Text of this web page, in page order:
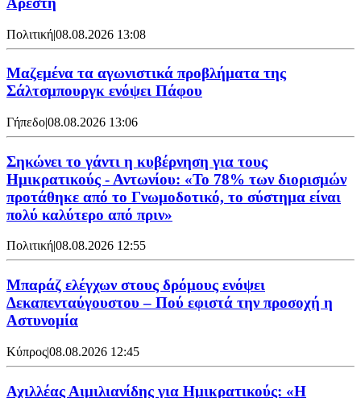
Πολιτική|08.08.2026 13:08
Μαζεμένα τα αγωνιστικά προβλήματα της
Σάλτσμπουργκ ενόψει Πάφου
Γήπεδο|08.08.2026 13:06
Σηκώνει το γάντι η κυβέρνηση για τους
Ημικρατικούς - Αντωνίου: «Το 78% των διορισμών
προτάθηκε από το Γνωμοδοτικό, το σύστημα είναι
πολύ καλύτερο από πριν»
Πολιτική|08.08.2026 12:55
Μπαράζ ελέγχων στους δρόμους ενόψει
Δεκαπενταύγουστου – Πού εφιστά την προσοχή η
Αστυνομία
Κύπρος|08.08.2026 12:45
Αχιλλέας Αιμιλιανίδης για Ημικρατικούς: «Η